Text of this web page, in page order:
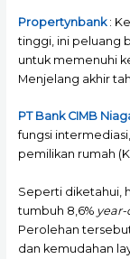
Propertynbank:
tinggi, ini peluang
untuk memenuhi
Menjelang akhir
PT Bank CIMB
fungsi
pemilikan rumah
Seperti diketahui,
tumbuh 8,6% year-
Perolehan
dan kemudahan